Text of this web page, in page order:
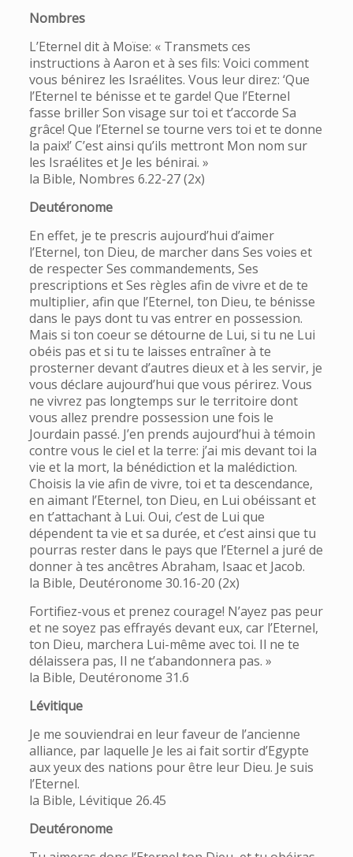
Nombres
L’Eternel dit à Moïse: « Transmets ces
instructions à Aaron et à ses fils: Voici comment
vous bénirez les Israélites. Vous leur direz: ‘Que
l’Eternel te bénisse et te garde! Que l’Eternel
fasse briller Son visage sur toi et t’accorde Sa
grâce! Que l’Eternel se tourne vers toi et te donne
la paix!’ C’est ainsi qu’ils mettront Mon nom sur
les Israélites et Je les bénirai. »
la Bible, Nombres 6.22-27 (2x)
Deutéronome
En effet, je te prescris aujourd’hui d’aimer
l’Eternel, ton Dieu, de marcher dans Ses voies et
de respecter Ses commandements, Ses
prescriptions et Ses règles afin de vivre et de te
multiplier, afin que l’Eternel, ton Dieu, te bénisse
dans le pays dont tu vas entrer en possession.
Mais si ton coeur se détourne de Lui, si tu ne Lui
obéis pas et si tu te laisses entraîner à te
prosterner devant d’autres dieux et à les servir, je
vous déclare aujourd’hui que vous périrez. Vous
ne vivrez pas longtemps sur le territoire dont
vous allez prendre possession une fois le
Jourdain passé. J’en prends aujourd’hui à témoin
contre vous le ciel et la terre: j’ai mis devant toi la
vie et la mort, la bénédiction et la malédiction.
Choisis la vie afin de vivre, toi et ta descendance,
en aimant l’Eternel, ton Dieu, en Lui obéissant et
en t’attachant à Lui. Oui, c’est de Lui que
dépendent ta vie et sa durée, et c’est ainsi que tu
pourras rester dans le pays que l’Eternel a juré de
donner à tes ancêtres Abraham, Isaac et Jacob.
la Bible, Deutéronome 30.16-20 (2x)
Fortifiez-vous et prenez courage! N’ayez pas peur
et ne soyez pas effrayés devant eux, car l’Eternel,
ton Dieu, marchera Lui-même avec toi. Il ne te
délaissera pas, Il ne t’abandonnera pas. »
la Bible, Deutéronome 31.6
Lévitique
Je me souviendrai en leur faveur de l’ancienne
alliance, par laquelle Je les ai fait sortir d’Egypte
aux yeux des nations pour être leur Dieu. Je suis
l’Eternel.
la Bible, Lévitique 26.45
Deutéronome